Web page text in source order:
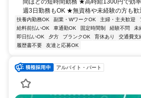
間ほどの短時間勤務 ★高時給1300円で効
週3日勤務もOK ★無資格や未経験の方も歓
扶養内勤務OK 副業・WワークOK 主婦・主夫歓迎
給料前払いOK
車通勤OK 固定時間制 経験不問 未
即日払いOK
夕方 ブランクOK 育休あり 交通費支
履歴書不要
友達と応募OK
アルバイト・パート